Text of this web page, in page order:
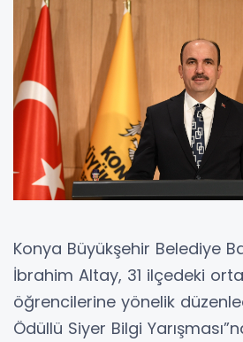
Konya Büyükşehir Belediye
İbrahim Altay, 31 ilçedeki
öğrencilerine yönelik
Ödüllü Siyer Bilgi